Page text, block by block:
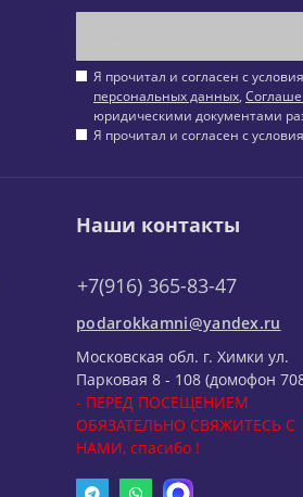
Я прочитал и согласен с
персональных данных,
юридическими документами
Я прочитал и согласен с
Наши контакты
+7(916) 365-83-47
podarokkamni@yandex.ru
Московская обл. г. Химки ул.
Парковая 8 - 108 (домофон
- ПЕРЕД ПОСЕЩЕНИЕМ
ОБЯЗАТЕЛЬНО СВЯЖИТЕСЬ С
НАМИ, спасибо !